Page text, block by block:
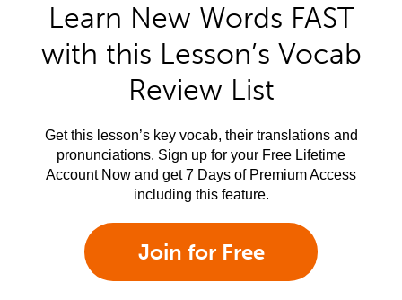
Learn New Words FAST
with this Lesson’s Vocab
Review List
Get this lesson’s key vocab, their translations and
pronunciations. Sign up for your Free Lifetime
Account Now and get 7 Days of Premium Access
including this feature.
Join for Free